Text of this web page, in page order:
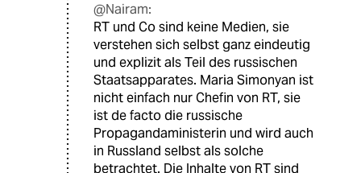
@Nairam:
RT und Co sind keine Medien, sie
verstehen sich selbst ganz eindeutig
und explizit als Teil des russischen
Staatsapparates. Maria Simonyan ist
nicht einfach nur Chefin von RT, sie
ist de facto die russische
Propagandaministerin und wird auch
in Russland selbst als solche
betrachtet. Die Inhalte von RT sind